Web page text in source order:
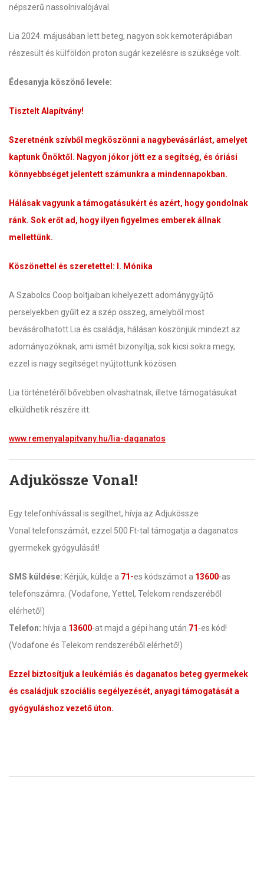
népszerű nassolnivalójával.
Lia 2024. májusában lett beteg, nagyon sok kemoterápiában
részesült és külföldön proton sugár kezelésre is szüksége volt.
Édesanyja köszönő levele:
Tisztelt Alapítvány!
Szeretnénk szívből megköszönni a nagybevásárlást, amelyet
kaptunk Önöktől. Nagyon jókor jött ez a segítség, és óriási
könnyebbséget jelentett számunkra a mindennapokban.
Hálásak vagyunk a támogatásukért és azért, hogy gondolnak
ránk. Sok erőt ad, hogy ilyen figyelmes emberek állnak
mellettünk.
Köszönettel és szeretettel: I. Mónika
A Szabolcs Coop boltjaiban kihelyezett adománygyűjtő
perselyekben gyűlt ez a szép összeg, amelyből most
bevásárolhatott Lia és családja, hálásan köszönjük mindezt az
adományozóknak, ami ismét bizonyítja, sok kicsi sokra megy,
ezzel is nagy segítséget nyújtottunk közösen.
Lia történetéről bővebben olvashatnak, illetve támogatásukat
elküldhetik részére itt:
www.remenyalapitvany.hu/lia-daganatos
Adjukössze Vonal!
Egy telefonhívással is segíthet, hívja az Adjukössze
Vonal telefonszámát, ezzel 500 Ft-tal támogatja a daganatos
gyermekek gyógyulását!
SMS küldése: Kérjük, küldje a 71-es kódszámot a 13600-as
telefonszámra. (Vodafone, Yettel, Telekom rendszeréből
elérhető!)
Telefon: hívja a 13600-at majd a gépi hang után 71-es kód!
(Vodafone és Telekom rendszeréből elérhető!)
Ezzel biztosítjuk a leukémiás és daganatos beteg gyermekek
és családjuk szociális segélyezését, anyagi támogatását a
gyógyuláshoz vezető úton.